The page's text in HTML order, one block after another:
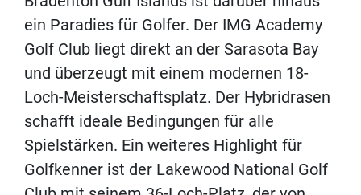
ein Paradies für Golfer. Der IMG Academy
Golf Club liegt direkt an der Sarasota Bay
und überzeugt mit einem modernen 18-
Loch-Meisterschaftsplatz. Der Hybridrasen
schafft ideale Bedingungen für alle
Spielstärken. Ein weiteres Highlight für
Golfkenner ist der Lakewood National Golf